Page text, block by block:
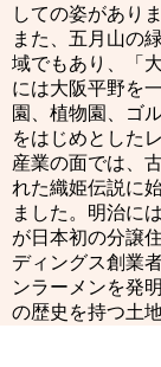
しての姿がありま
また、五月山の
域でもあり、「
には大阪平野を
園、植物園、ゴ
をはじめとした
産業の面では、
れた織姫伝説に
ました。明治に
が日本初の分譲
ディングス創業
ンラーメンを発
の歴史を持つ土